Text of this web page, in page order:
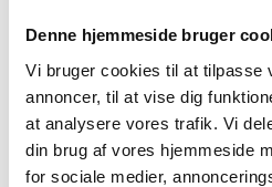
Denne hjemmeside bruger
Vi bruger cookies til at tilpasse
annoncer, til at vise dig
at analysere vores trafik. Vi
din brug af vores hjemmeside
for sociale medier,
KORT
Dyrevelfærd
Fokus på
eksotiske